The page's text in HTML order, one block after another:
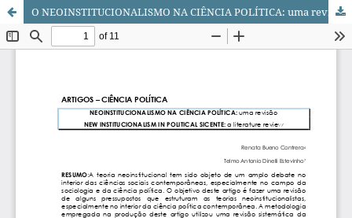
O NEOINSTITUCIONALISMO NA CIÊNCIA POLÍTICA: uma revisão da literatura